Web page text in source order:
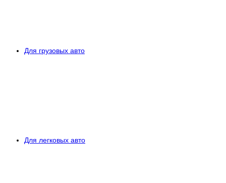
Для грузовых авто
Для легковых авто